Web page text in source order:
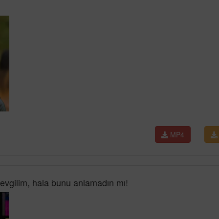
MP4
hala bunu anlamadın mı!